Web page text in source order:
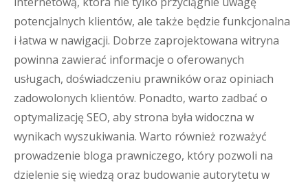
potencjalnych klientów, ale także będzie funkcjonalna
i łatwa w nawigacji. Dobrze zaprojektowana witryna
powinna zawierać informacje o oferowanych
usługach, doświadczeniu prawników oraz opiniach
zadowolonych klientów. Ponadto, warto zadbać o
optymalizację SEO, aby strona była widoczna w
wynikach wyszukiwania. Warto również rozważyć
prowadzenie bloga prawniczego, który pozwoli na
dzielenie się wiedzą oraz budowanie autorytetu w